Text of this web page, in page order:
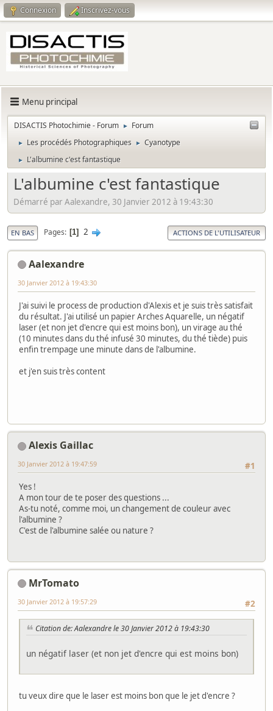
Connexion Inscrivez-vous
Menu principal
DISACTIS Photochimie - Forum ► Forum
► Les procédés Photographiques ► Cyanotype
► L'albumine c'est fantastique
L'albumine c'est fantastique
Démarré par Aalexandre, 30 Janvier 2012 à 19:43:30
EN BAS Pages 1 2 ACTIONS DE L'UTILISATEUR
Aalexandre
30 Janvier 2012 à 19:43:30
J'ai suivi le process de production d'Alexis et je suis très satisfait
du résultat. J'ai utilisé un papier Arches Aquarelle, un négatif
laser (et non jet d'encre qui est moins bon), un virage au thé
(10 minutes dans du thé infusé 30 minutes, du thé tiède) puis
enfin trempage une minute dans de l'albumine.
et j'en suis très content
Alexis Gaillac
#1
30 Janvier 2012 à 19:47:59
Yes !
A mon tour de te poser des questions ...
As-tu noté, comme moi, un changement de couleur avec
l'albumine ?
C'est de l'albumine salée ou nature ?
MrTomato
#2
30 Janvier 2012 à 19:57:29
Citation de: Aalexandre le 30 Janvier 2012 à 19:43:30
un négatif laser (et non jet d'encre qui est moins bon)
tu veux dire que le laser est moins bon que le jet d'encre ?